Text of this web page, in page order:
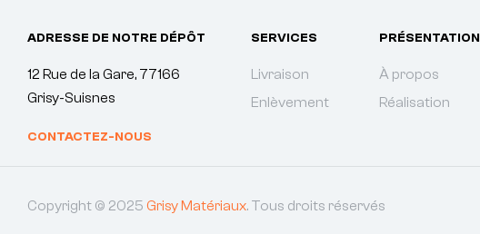
ADRESSE DE NOTRE DÉPÔT
12 Rue de la Gare, 77166
Grisy-Suisnes
CONTACTEZ-NOUS
SERVICES
Livraison
Enlèvement
PRÉSENTATION
À propos
Réalisation
Copyright © 2025 Grisy Matériaux. Tous droits réservés